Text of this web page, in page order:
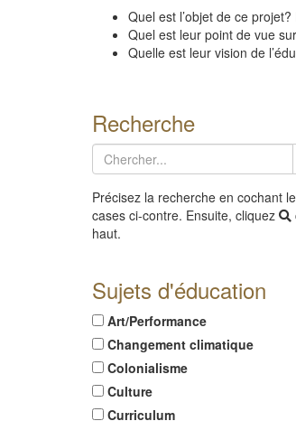
Quel est l’objet de ce
Quel est leur point de vue
Quelle est leur vision de
Recherche
Précisez la recherche en cochant
cases ci-contre. Ensuite, cliquez
haut.
Sujets d'éducation
Art/Performance
Changement climatique
Colonialisme
Culture
Curriculum